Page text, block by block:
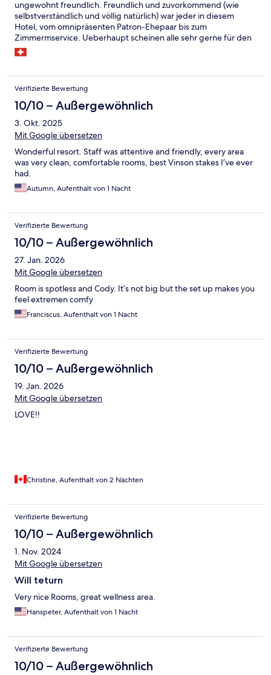
ungewohnt freundlich. Freundlich und zuvorkommend (wie
selbstverständlich und völlig natürlich) war jeder in diesem
Hotel, vom omnipräsenten Patron-Ehepaar bis zum
Zimmermservice. Ueberhaupt scheinen alle sehr gerne für den
Gast das Beste zu wollen. Das Hotel wurde kürzlich sehr schön
renoviert. Die Zimmer sind äusserst ruhig, die Aussicht grandios.
Auftritt an sich schmälern soll, nebst dem kulinarischen, war der
Abend ein Ohrenschmaus. Kurzum: Sehr, sehr empfehlenswert
mit einem guten Preis - Leistungsverhältnis.
Verifizierte Bewertung
10/10 – Außergewöhnlich
3. Okt. 2025
Mit Google übersetzen
Wonderful resort. Staff was attentive and friendly, every area
was very clean, comfortable rooms, best Vinson stakes I’ve ever
had.
Autumn, Aufenthalt von 1 Nacht
Verifizierte Bewertung
10/10 – Außergewöhnlich
27. Jan. 2026
Mit Google übersetzen
Room is spotless and Cody. It’s not big but the set up makes you
feel extremen comfy
Franciscus, Aufenthalt von 1 Nacht
Verifizierte Bewertung
10/10 – Außergewöhnlich
19. Jan. 2026
Mit Google übersetzen
LOVE!!
Christine, Aufenthalt von 2 Nächten
Verifizierte Bewertung
10/10 – Außergewöhnlich
1. Nov. 2024
Mit Google übersetzen
Will teturn
Very nice Rooms, great wellness area.
Hanspeter, Aufenthalt von 1 Nacht
Verifizierte Bewertung
10/10 – Außergewöhnlich